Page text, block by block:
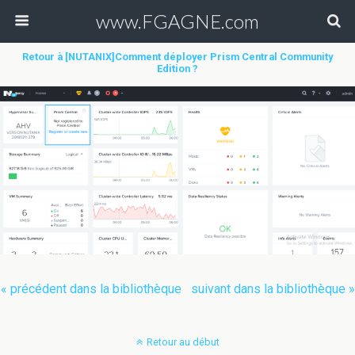
www.FGAGNE.com
Retour à [NUTANIX]Comment déployer Prism Central Community
Edition ?
« précédent dans la bibliothèque suivant dans la bibliothèque »
Retour au début